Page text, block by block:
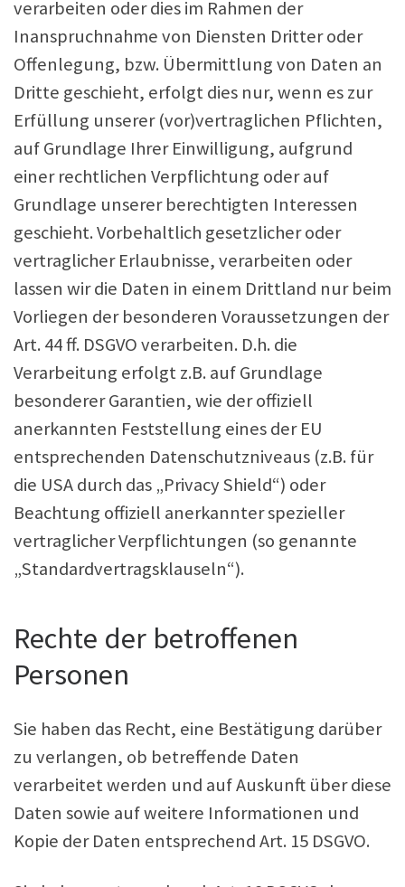
verarbeiten oder dies im Rahmen der
Inanspruchnahme von Diensten Dritter oder
Offenlegung, bzw. Übermittlung von Daten an
Dritte geschieht, erfolgt dies nur, wenn es zur
Erfüllung unserer (vor)vertraglichen Pflichten,
auf Grundlage Ihrer Einwilligung, aufgrund
einer rechtlichen Verpflichtung oder auf
Grundlage unserer berechtigten Interessen
geschieht. Vorbehaltlich gesetzlicher oder
vertraglicher Erlaubnisse, verarbeiten oder
lassen wir die Daten in einem Drittland nur beim
Vorliegen der besonderen Voraussetzungen der
Art. 44 ff. DSGVO verarbeiten. D.h. die
Verarbeitung erfolgt z.B. auf Grundlage
besonderer Garantien, wie der offiziell
anerkannten Feststellung eines der EU
entsprechenden Datenschutzniveaus (z.B. für
die USA durch das „Privacy Shield“) oder
Beachtung offiziell anerkannter spezieller
vertraglicher Verpflichtungen (so genannte
„Standardvertragsklauseln“).
Rechte der betroffenen
Personen
Sie haben das Recht, eine Bestätigung darüber
zu verlangen, ob betreffende Daten
verarbeitet werden und auf Auskunft über diese
Daten sowie auf weitere Informationen und
Kopie der Daten entsprechend Art. 15 DSGVO.